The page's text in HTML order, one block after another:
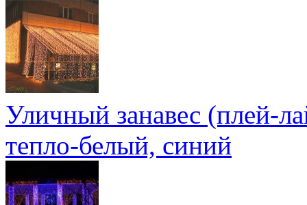
Уличный занавес (плей-
тепло-белый, синий